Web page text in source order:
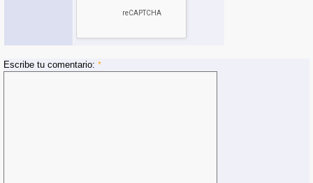
Escribe tu comentario: *